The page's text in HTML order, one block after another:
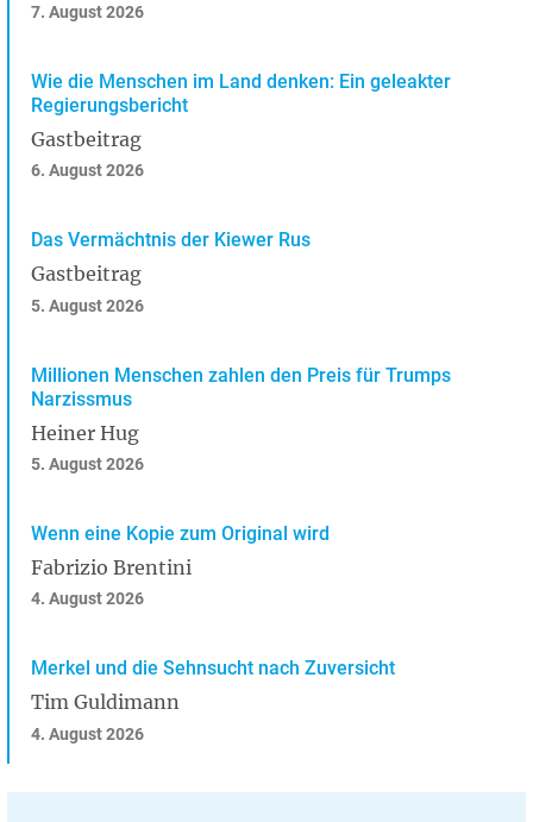
7. August 2026
Wie die Menschen im Land denken: Ein geleakter
Regierungsbericht
Gastbeitrag
6. August 2026
Das Vermächtnis der Kiewer Rus
Gastbeitrag
5. August 2026
Millionen Menschen zahlen den Preis für Trumps
Narzissmus
Heiner Hug
5. August 2026
Wenn eine Kopie zum Original wird
Fabrizio Brentini
4. August 2026
Merkel und die Sehnsucht nach Zuversicht
Tim Guldimann
4. August 2026